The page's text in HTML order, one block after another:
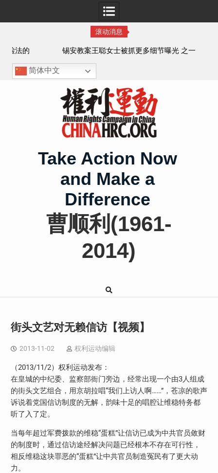
滚动消息
锡安教案王聪女士被抓更多细节曝光 之一
简体中文
Take Action Now
and Make a
Difference
曹顺利(1961-
2014)
街头文艺对无赖信访【视频】
2013-11-02 权利运动编辑
（2013/11/2）权利运动发布：
在皇城的中纪委、监察部衙门旁边，经常出现一个由3人组成
的街头文艺组合，用京胡拉唱“我们上访人啊……”，苍凉的歌声
诉说着党国信访制度的无解，韵味十足的唱腔让维稳特务都
听了入了定。
当每年超过军费拨款的维稳“蛋糕”让信访已成为中共官员敛财
的制度时，通过信访途经解决问题已经根本不存在可行性，
相反维稳这块罪恶的“蛋糕”让中共官员制造冤民有了更大动
力。